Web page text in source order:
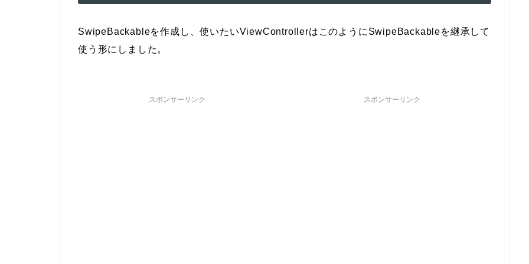
SwipeBackableを作成し、使いたいViewControllerはこのようにSwipeBackableを継承して
使う形にしました。
スポンサーリンク スポンサーリンク